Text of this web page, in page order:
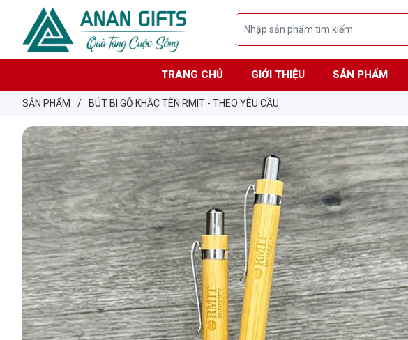
TRANG CHỦ GIỚI THIỆU SẢN PHẨM
SẢN PHẨM / BÚT BI GỖ KHẮC TÊN RMIT - THEO YÊU CẦU